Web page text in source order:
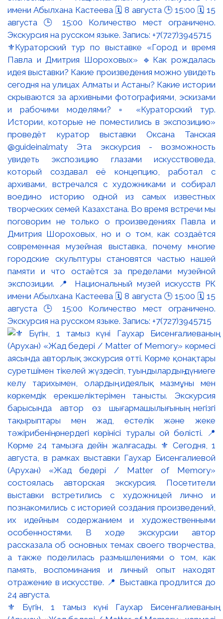
⚜️Кураторский тур по выставке «Город и время
Павла и Дмитрия Шороховых» 🔹Как рождалась
идея выставки? Какие произведения можно увидеть
сегодня на улицах Алматы и Астаны? Какие истории
скрываются за архивными фотографиями, эскизами
и рабочими моделями? ▫️ «Кураторский тур.
Истории, которые не поместились в экспозицию»
проведёт куратор выставки Оксана Танская
@guideinalmaty Эта экскурсия - возможность
увидеть экспозицию глазами искусствоведа,
который создавал её концепцию, работал с
архивами, встречался с художниками и собирал
воедино историю одной из самых известных
творческих семей Казахстана. Во время встречи мы
поговорим не только о произведениях Павла и
Дмитрия Шороховых, но и о том, как создаётся
современная музейная выставка, почему многие
городские скульптуры становятся частью нашей
памяти и что остаётся за пределами музейной
экспозиции. 📍 Национальный музей искусств РК
имени Абылхана Кастеева 🗓 8 августа 🕒 15:00 🗓 15
августа 🕒 15:00 Количество мест ограничено.
Экскурсия на русском языке. Запись: +7(727)3945715
⚜️ Бүгін, 1 тамыз күні Гаухар Бисенғалиеваның